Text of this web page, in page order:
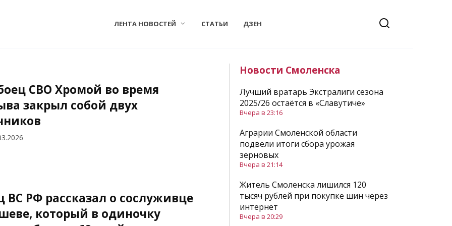
ЛЕНТА НОВОСТЕЙ СТАТЬИ ДЗЕН
СВО Хромой во время
закрыл собой двух
ВС РФ рассказал о сослуживце
который в одиночку
Новости Смоленска
Лучший вратарь Экстралиги сезона
2025/26 остаётся в «Славутиче»
Вчера в 23:16
Аграрии Смоленской области
подвели итоги сбора урожая
зерновых
Вчера в 21:14
Житель Смоленска лишился 120
тысяч рублей при покупке шин через
интернет
Вчера в 20:29